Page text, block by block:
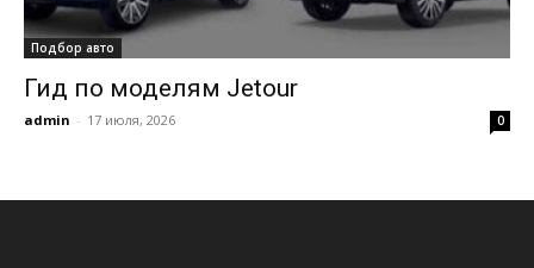
Подбор авто
Гид по моделям Jetour
admin - 17 июля, 2026 0